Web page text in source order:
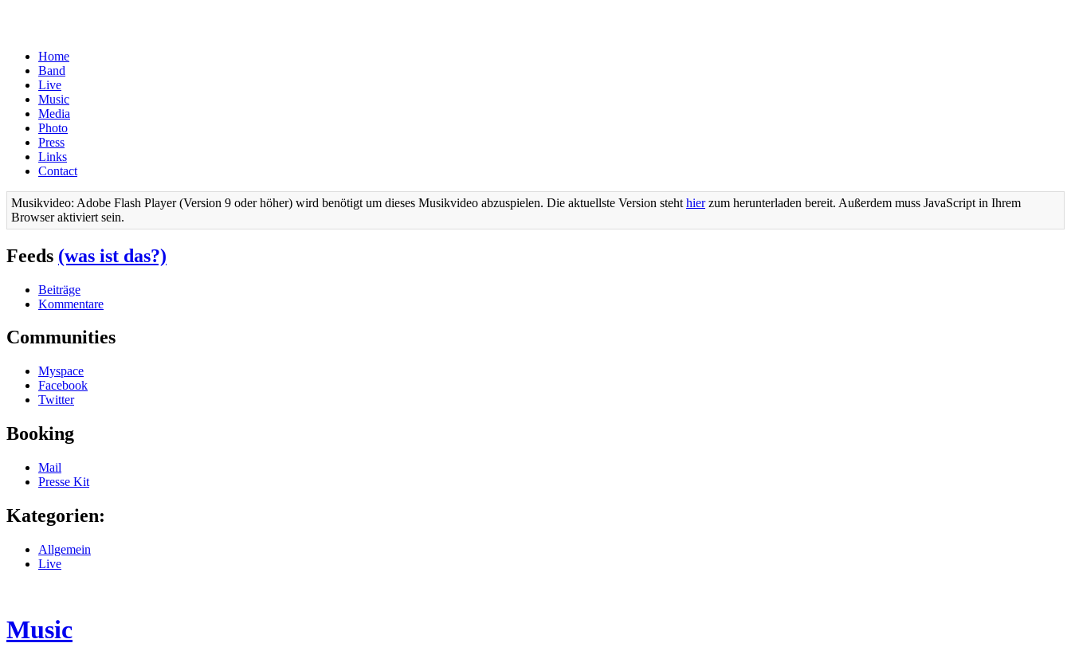
Home
Band
Live
Music
Media
Photo
Press
Links
Contact
Musikvideo: Adobe Flash Player (Version 9 oder höher) wird benötigt um dieses Musikvideo abzuspielen. Die aktuellste Version steht hierzum herunterladen bereit. Außerdem muss JavaScript in Ihrem
Browser aktiviert sein.
Feeds (was ist das?)
Beiträge
Kommentare
Communities
Myspace
Facebook
Twitter
Booking
Mail
Presse Kit
Kategorien:
Allgemein
Live
Music